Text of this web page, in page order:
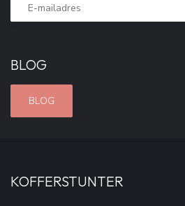
BLOG
BLOG
KOFFERSTUNTER